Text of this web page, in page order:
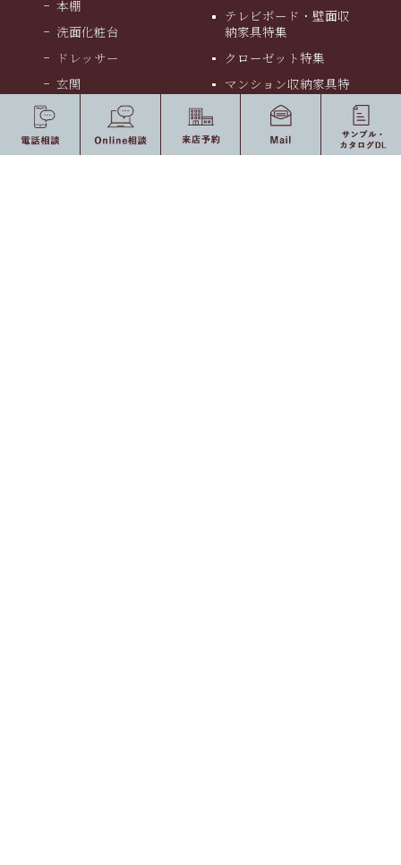
本棚
洗面化粧台
ドレッサー
玄関
仏壇・神棚
Other
お宅・施設別
テレビボード・壁面収
納家具特集
クローゼット特集
マンション収納家具特
集
デスク特集